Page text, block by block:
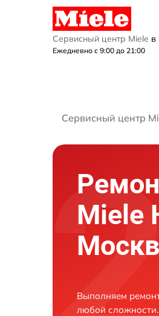
Сервисный центр Miele в
Ежедневно с 9:00 до 21:00
Сервисный центр
Miele
Выполняем
любой